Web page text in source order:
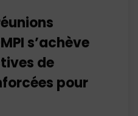
s’achève
de
pour